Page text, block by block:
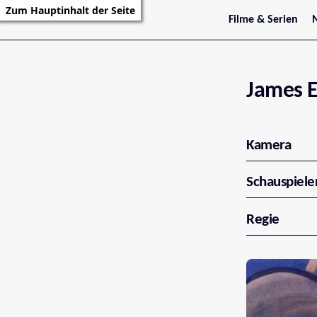
Zum Hauptinhalt der Seite
Filme & Serien
Trailer
Serienarchiv
James
Kamera
Regie